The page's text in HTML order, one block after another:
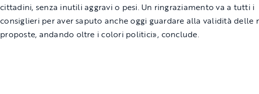
cittadini, senza inutili aggravi o pesi. Un ringraziamento va a tutti i
consiglieri per aver saputo anche oggi guardare alla validità delle
proposte, andando oltre i colori politici», conclude.